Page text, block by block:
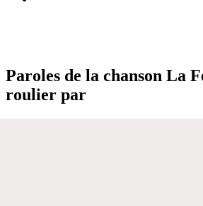
Paroles de la chanson La
roulier par